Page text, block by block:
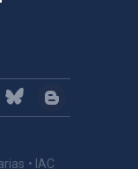
• IAC